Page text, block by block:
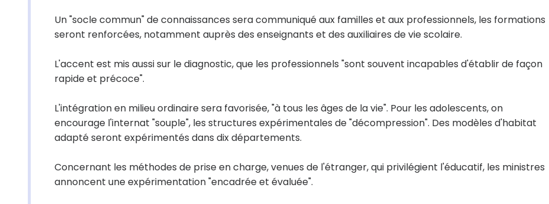
Un "socle commun" de connaissances sera communiqué aux familles et aux professionnels, les formations
seront renforcées, notamment auprès des enseignants et des auxiliaires de vie scolaire.
L'accent est mis aussi sur le diagnostic, que les professionnels "sont souvent incapables d'établir de façon
rapide et précoce".
L'intégration en milieu ordinaire sera favorisée, "à tous les âges de la vie". Pour les adolescents, on
encourage l'internat "souple", les structures expérimentales de "décompression". Des modèles d'habitat
adapté seront expérimentés dans dix départements.
Concernant les méthodes de prise en charge, venues de l'étranger, qui privilégient l'éducatif, les ministres
annoncent une expérimentation "encadrée et évaluée".